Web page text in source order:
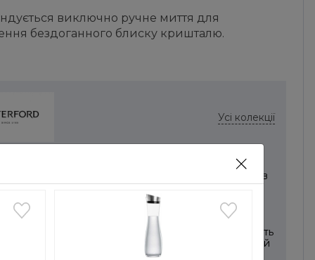
виключно ручне миття для
бездоганного блиску кришталю.
Усі колекції
Crystal — старовинний і величний виробник
З моменту свого заснування братами Пенроуз в
Waterford представляє найкращий рівень якості
Заснований в Ірландії в місті Вотерфорд,
іконою ірландського стилю життя та провідним
виробником кришталю. Кришталь від Waterford
одним із найкращих у світі через свою відданість
майстерності та приголомшливим дизайнам. Кожний
з високоякісної сировини вмілими